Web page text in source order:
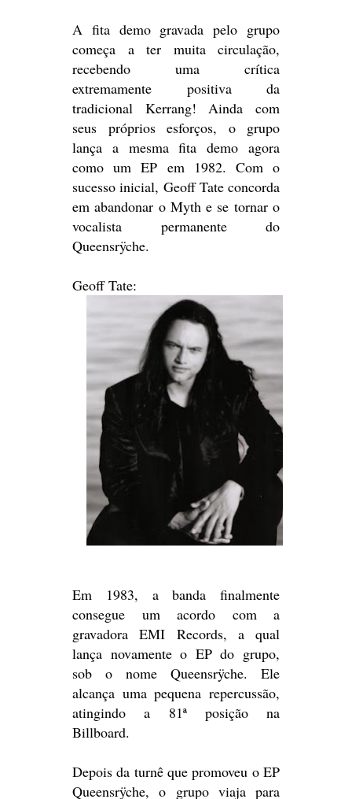
A fita demo gravada pelo grupo
começa a ter muita circulação,
recebendo uma crítica
extremamente positiva da
tradicional Kerrang! Ainda com
seus próprios esforços, o grupo
lança a mesma fita demo agora
como um EP em 1982. Com o
sucesso inicial, Geoff Tate concorda
em abandonar o Myth e se tornar o
vocalista permanente do
Queensrÿche.
Geoff Tate:
Em 1983, a banda finalmente
consegue um acordo com a
gravadora EMI Records, a qual
lança novamente o EP do grupo,
sob o nome Queensrÿche. Ele
alcança uma pequena repercussão,
atingindo a 81ª posição na
Billboard.
Depois da turnê que promoveu o EP
Queensrÿche, o grupo viaja para